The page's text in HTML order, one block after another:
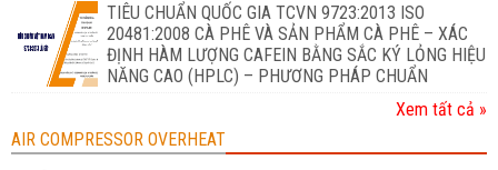
TIÊU CHUẨN QUỐC GIA TCVN 9723:2013 ISO
20481:2008 CÀ PHÊ VÀ SẢN PHẨM CÀ PHÊ – XÁC
ĐỊNH HÀM LƯỢNG CAFEIN BẰNG SẮC KÝ LỎNG HIỆU
NĂNG CAO (HPLC) – PHƯƠNG PHÁP CHUẨN
Xem tất cả »
AIR COMPRESSOR OVERHEAT